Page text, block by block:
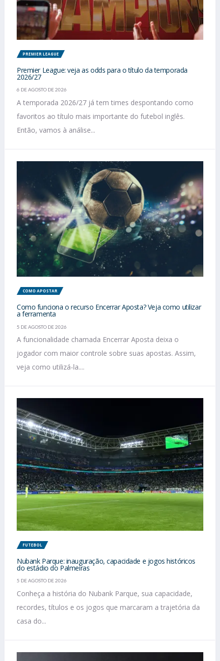
PREMIER LEAGUE
Premier League: veja as odds para o título da temporada
2026/27
6 DE AGOSTO DE 2026
A temporada 2026/27 já tem times despontando como
favoritos ao título mais importante do futebol inglês.
Então, vamos à análise...
COMO APOSTAR
Como funciona o recurso Encerrar Aposta? Veja como utilizar
a ferramenta
5 DE AGOSTO DE 2026
A funcionalidade chamada Encerrar Aposta deixa o
jogador com maior controle sobre suas apostas. Assim,
veja como utilizá-la....
FUTEBOL
Nubank Parque: inauguração, capacidade e jogos históricos
do estádio do Palmeiras
5 DE AGOSTO DE 2026
Conheça a história do Nubank Parque, sua capacidade,
recordes, títulos e os jogos que marcaram a trajetória da
casa do...